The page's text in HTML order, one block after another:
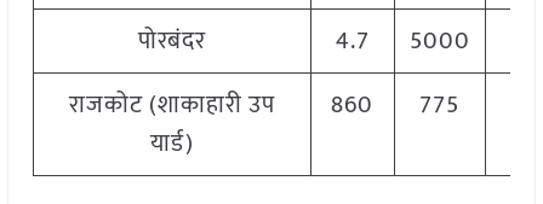
पोरबंदर
4.7 5000
राजकोट (शाकाहारी उप
यार्ड)
860 775